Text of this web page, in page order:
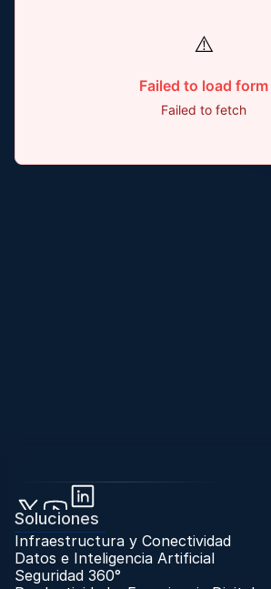
Soluciones
Infraestructura y Conectividad
Datos e Inteligencia Artificial
Seguridad 360°